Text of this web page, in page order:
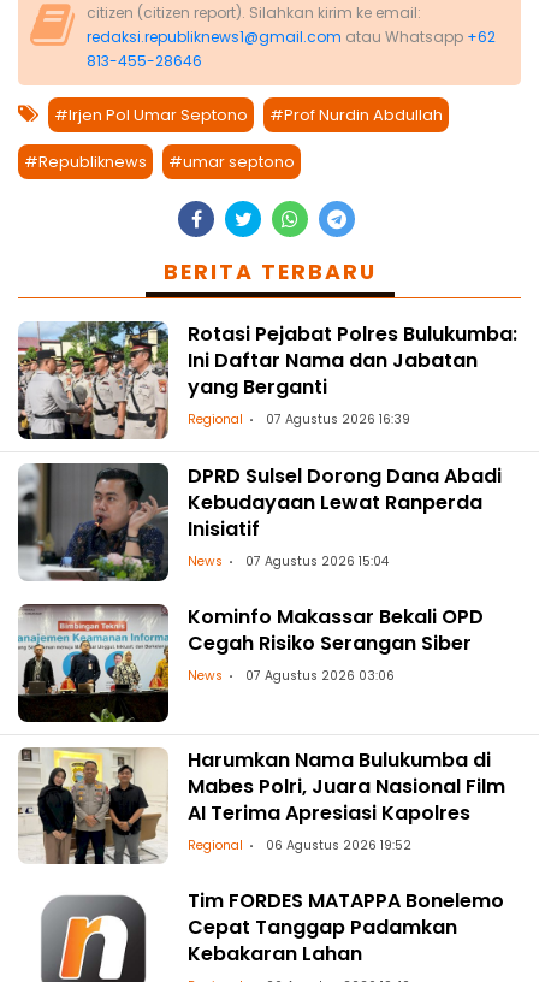
citizen (citizen report). Silahkan kirim ke email:
redaksi.republiknews1@gmail.com atau Whatsapp +62
813-455-28646
#Irjen Pol Umar Septono #Prof Nurdin Abdullah
#Republiknews #umar septono
BERITA TERBARU
Rotasi Pejabat Polres Bulukumba:
Ini Daftar Nama dan Jabatan
yang Berganti
Regional 07 Agustus 2026 16:39
DPRD Sulsel Dorong Dana Abadi
Kebudayaan Lewat Ranperda
Inisiatif
News 07 Agustus 2026 15:04
Kominfo Makassar Bekali OPD
Cegah Risiko Serangan Siber
News 07 Agustus 2026 03:06
Harumkan Nama Bulukumba di
Mabes Polri, Juara Nasional Film
AI Terima Apresiasi Kapolres
Regional 06 Agustus 2026 19:52
Tim FORDES MATAPPA Bonelemo
Cepat Tanggap Padamkan
Kebakaran Lahan